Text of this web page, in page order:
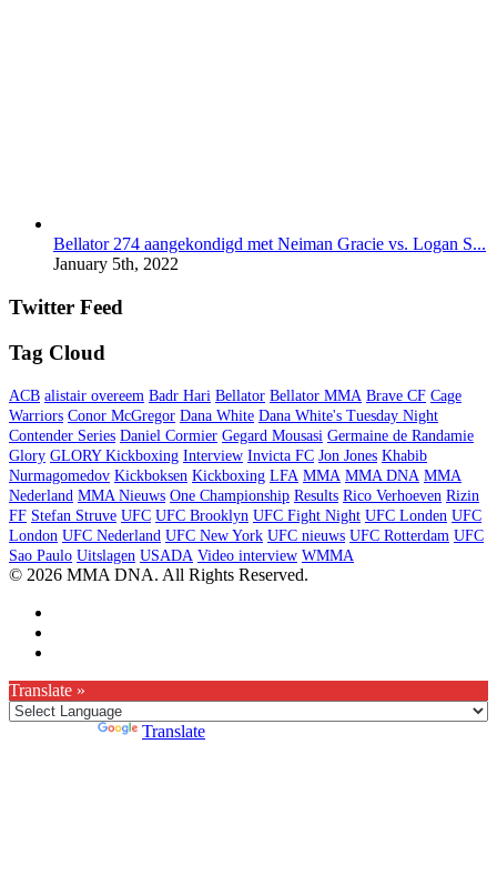
Bellator 274 aangekondigd met Neiman Gracie vs. Logan S...
January 5th, 2022
Twitter Feed
Tag Cloud
ACB alistair overeem Badr Hari Bellator Bellator MMA Brave CF Cage
Warriors Conor McGregor Dana White Dana White's Tuesday Night
Contender Series Daniel Cormier Gegard Mousasi Germaine de Randamie
Glory GLORY Kickboxing Interview Invicta FC Jon Jones Khabib
Nurmagomedov Kickboksen Kickboxing LFA MMA MMA DNA MMA
Nederland MMA Nieuws One Championship Results Rico Verhoeven Rizin
FF Stefan Struve UFC UFC Brooklyn UFC Fight Night UFC Londen UFC
London UFC Nederland UFC New York UFC nieuws UFC Rotterdam UFC
Sao Paulo Uitslagen USADA Video interview WMMA
© 2026 MMA DNA. All Rights Reserved.
Translate »
Translate